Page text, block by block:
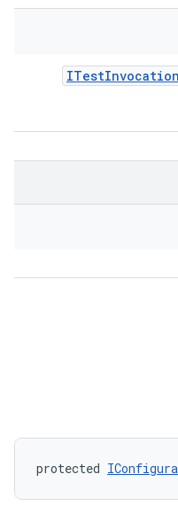
ITestInvocation
protected